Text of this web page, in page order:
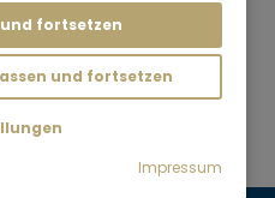
nach oben
fortsetzen
und fortsetzen
Impressum